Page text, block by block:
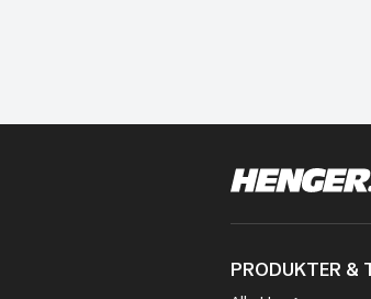
PRODUKTER &